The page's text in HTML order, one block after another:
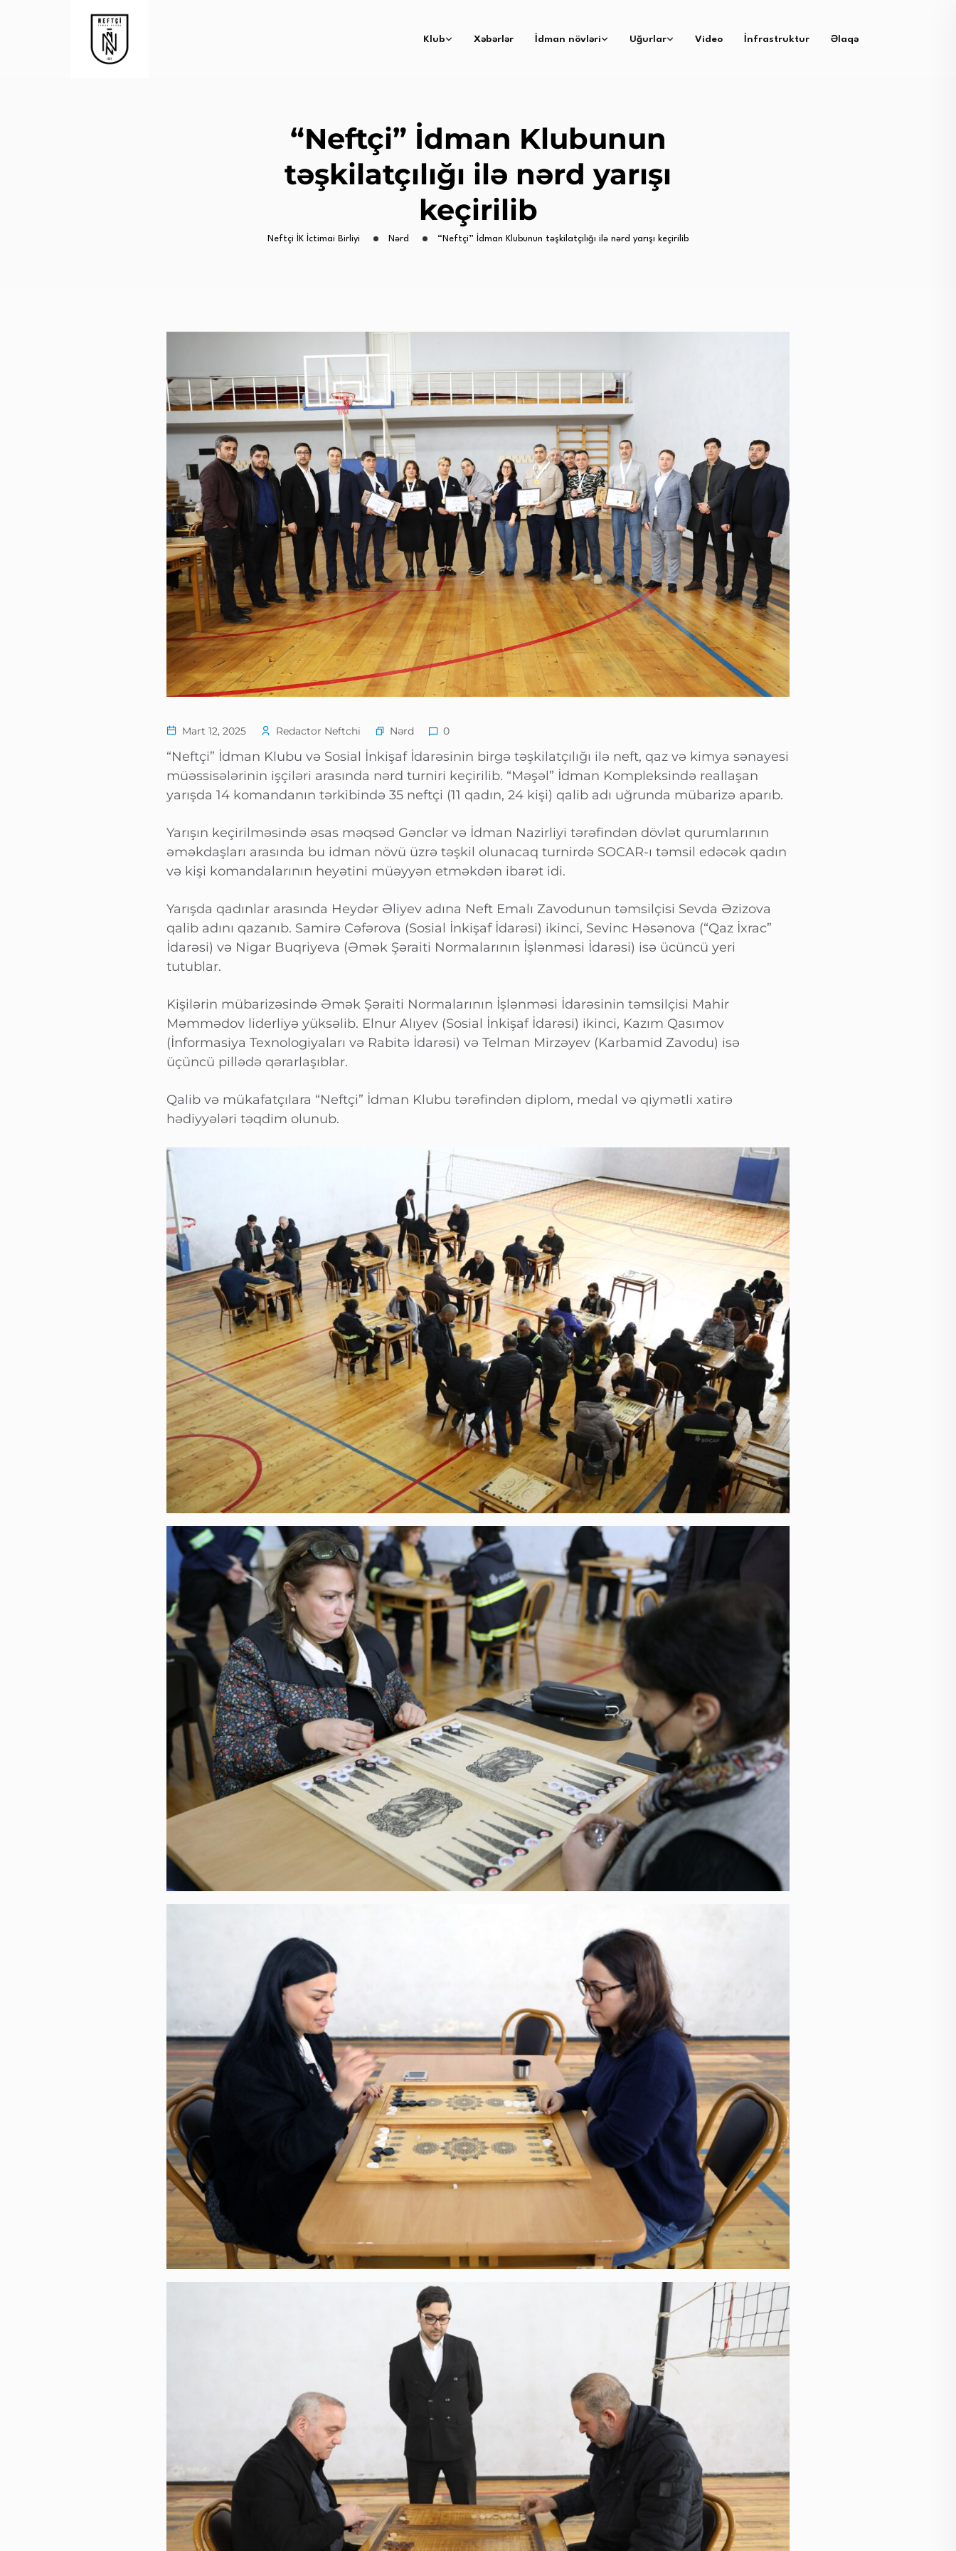
Klub Xəbərlər İdman növləri Uğurlar Video İnfrastruktur Əlaqə
“Neftçi” İdman Klubunun
təşkilatçılığı ilə nərd yarışı
keçirilib
Neftçi İK İctimai Birliyi Nərd “Neftçi” İdman Klubunun təşkilatçılığı ilə nərd yarışı keçirilib
Mart 12, 2025 Redactor Neftchi Nərd 0
“Neftçi” İdman Klubu və Sosial İnkişaf İdarəsinin birgə təşkilatçılığı ilə neft, qaz və kimya sənayesi
müəssisələrinin işçiləri arasında nərd turniri keçirilib. “Məşəl” İdman Kompleksində reallaşan
yarışda 14 komandanın tərkibində 35 neftçi (11 qadın, 24 kişi) qalib adı uğrunda mübarizə aparıb.
Yarışın keçirilməsində əsas məqsəd Gənclər və İdman Nazirliyi tərəfindən dövlət qurumlarının
əməkdaşları arasında bu idman növü üzrə təşkil olunacaq turnirdə SOCAR-ı təmsil edəcək qadın
və kişi komandalarının heyətini müəyyən etməkdən ibarət idi.
Yarışda qadınlar arasında Heydər Əliyev adına Neft Emalı Zavodunun təmsilçisi Sevda Əzizova
qalib adını qazanıb. Samirə Cəfərova (Sosial İnkişaf İdarəsi) ikinci, Sevinc Həsənova (“Qaz İxrac”
İdarəsi) və Nigar Buqriyeva (Əmək Şəraiti Normalarının İşlənməsi İdarəsi) isə ücüncü yeri
tutublar.
Kişilərin mübarizəsində Əmək Şəraiti Normalarının İşlənməsi İdarəsinin təmsilçisi Mahir
Məmmədov liderliyə yüksəlib. Elnur Alıyev (Sosial İnkişaf İdarəsi) ikinci, Kazım Qasımov
(İnformasiya Texnologiyaları və Rabitə İdarəsi) və Telman Mirzəyev (Karbamid Zavodu) isə
üçüncü pillədə qərarlaşıblar.
Qalib və mükafatçılara “Neftçi” İdman Klubu tərəfindən diplom, medal və qiymətli xatirə
hədiyyələri təqdim olunub.